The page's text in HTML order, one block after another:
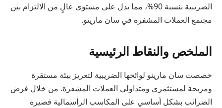
الضريبية بنسبة 90%، مما يدل على مستوى عالٍ من الالتزام بين
مجتمع العملات المشفرة في سان مارينو.
الملخص والنقاط الرئيسية
خصصت سان مارينو لوائحها الضريبية لتعزيز بيئة مستقرة
ومربحة لمستثمري ومتداولي العملات المشفرة. من خلال فرض
الضرائب بشكل أساسي على المكاسب الرأسمالية قصيرة